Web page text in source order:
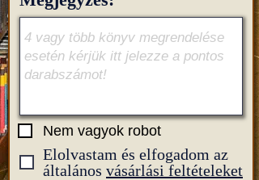
Nem vagyok robot
Elolvastam és elfogadom az
általános vásárlási feltételeket